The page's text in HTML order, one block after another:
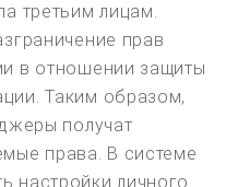
третьим лицам.
прав
в отношении защиты
Таким образом,
получат
права. В системе
настройки личного